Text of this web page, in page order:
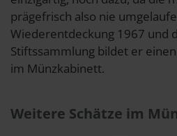
prägefrisch also nie
Wiederentdeckung 1967 und
Stiftssammlung bildet er
im Münzkabinett.
Weitere Schätze im